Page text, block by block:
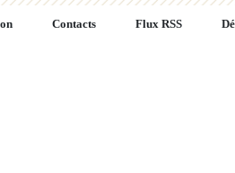
Contacts Flux RSS